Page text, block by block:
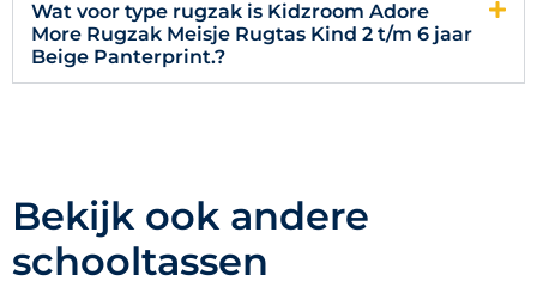
Wat voor type rugzak is Kidzroom Adore
More Rugzak Meisje Rugtas Kind 2 t/m 6 jaar
Beige Panterprint.?
Bekijk ook andere
schooltassen